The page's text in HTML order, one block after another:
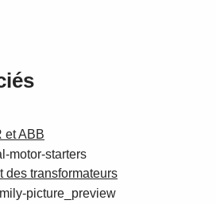
et ABB
des transformateurs